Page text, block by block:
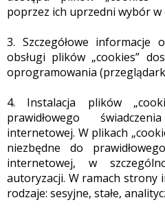
poprzez ich uprzedni wybór
3. Szczegółowe informacje
obsługi plików „cookies”
oprogramowania
4. Instalacja plików
prawidłowego
internetowej. W plikach
niezbędne do
internetowej, w
autoryzacji. W ramach strony
rodzaje: sesyjne, stałe,